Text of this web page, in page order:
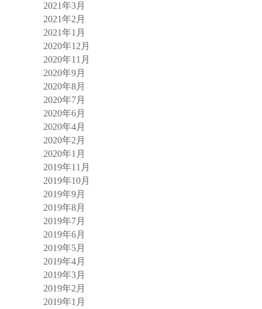
2021年3月
2021年2月
2021年1月
2020年12月
2020年11月
2020年9月
2020年8月
2020年7月
2020年6月
2020年4月
2020年2月
2020年1月
2019年11月
2019年10月
2019年9月
2019年8月
2019年7月
2019年6月
2019年5月
2019年4月
2019年3月
2019年2月
2019年1月